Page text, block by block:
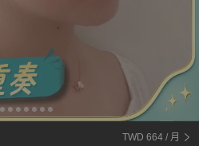
TWD 664 / 月